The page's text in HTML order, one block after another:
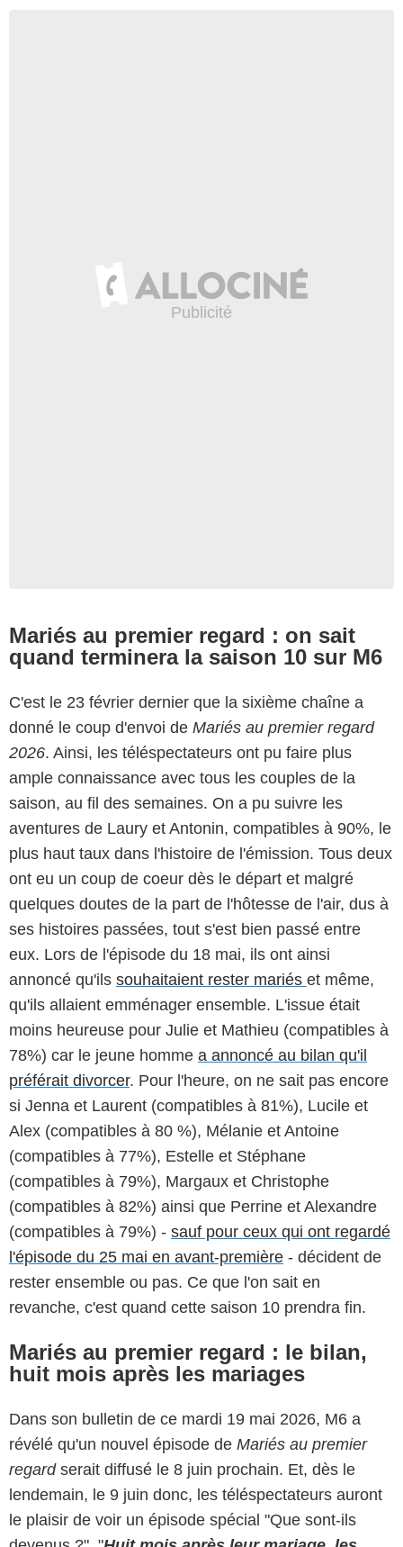
Mariés au premier regard : on sait
quand terminera la saison 10 sur M6
C'est le 23 février dernier que la sixième chaîne a
donné le coup d'envoi de Mariés au premier regard
2026. Ainsi, les téléspectateurs ont pu faire plus
ample connaissance avec tous les couples de la
saison, au fil des semaines. On a pu suivre les
aventures de Laury et Antonin, compatibles à 90%, le
plus haut taux dans l'histoire de l'émission. Tous deux
ont eu un coup de coeur dès le départ et malgré
quelques doutes de la part de l'hôtesse de l'air, dus à
ses histoires passées, tout s'est bien passé entre
eux. Lors de l'épisode du 18 mai, ils ont ainsi
annoncé qu'ils souhaitaient rester mariés et même,
qu'ils allaient emménager ensemble. L'issue était
moins heureuse pour Julie et Mathieu (compatibles à
78%) car le jeune homme a annoncé au bilan qu'il
préférait divorcer. Pour l'heure, on ne sait pas encore
si Jenna et Laurent (compatibles à 81%), Lucile et
Alex (compatibles à 80 %), Mélanie et Antoine
(compatibles à 77%), Estelle et Stéphane
(compatibles à 79%), Margaux et Christophe
(compatibles à 82%) ainsi que Perrine et Alexandre
(compatibles à 79%) - sauf pour ceux qui ont regardé
l'épisode du 25 mai en avant-première - décident de
rester ensemble ou pas. Ce que l'on sait en
revanche, c'est quand cette saison 10 prendra fin.
Mariés au premier regard : le bilan,
huit mois après les mariages
Dans son bulletin de ce mardi 19 mai 2026, M6 a
révélé qu'un nouvel épisode de Mariés au premier
regard serait diffusé le 8 juin prochain. Et, dès le
lendemain, le 9 juin donc, les téléspectateurs auront
le plaisir de voir un épisode spécial "Que sont-ils